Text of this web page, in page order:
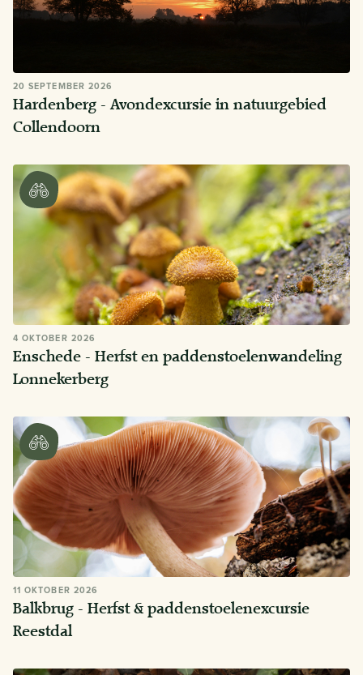
20 SEPTEMBER 2026
Hardenberg - Avondexcursie in natuurgebied
Collendoorn
4 OKTOBER 2026
Enschede - Herfst en paddenstoelenwandeling
Lonnekerberg
11 OKTOBER 2026
Balkbrug - Herfst & paddenstoelenexcursie
Reestdal